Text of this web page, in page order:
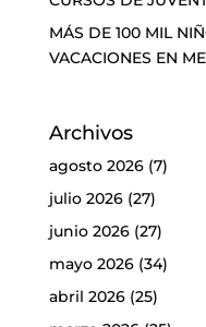
MÁS DE 100 MIL
VACACIONES EN
Archivos
agosto 2026(7)
julio 2026(27)
junio 2026(27)
mayo 2026(34)
abril 2026(25)